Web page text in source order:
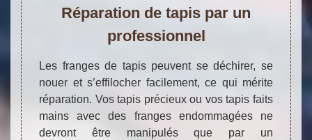
Réparation de tapis par un
professionnel
Les franges de tapis peuvent se déchirer, se
nouer et s’effilocher facilement, ce qui mérite
réparation. Vos tapis précieux ou vos tapis faits
mains avec des franges endommagées ne
devront être manipulés que par un